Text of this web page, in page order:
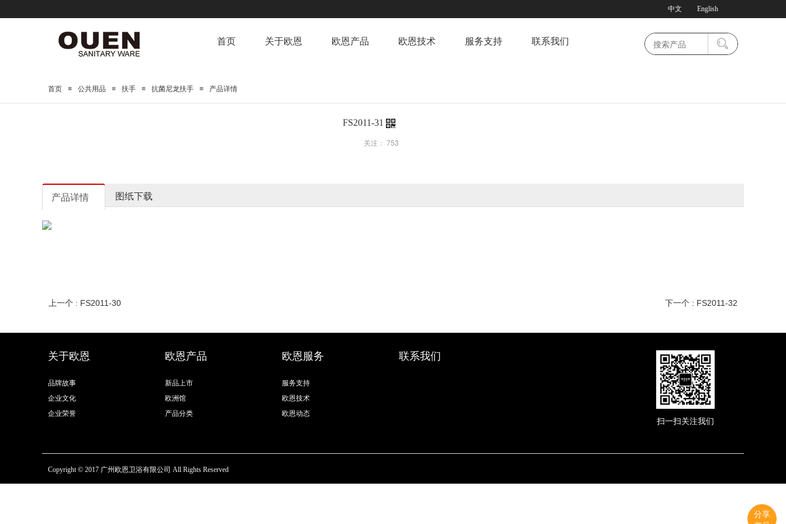
中文 English
首页 关于欧恩 欧恩产品 欧恩技术 服务支持 联系我们
首页 ≡ 公共用品 ≡ 扶手 ≡ 抗菌尼龙扶手 ≡ 产品详情
FS2011-31
关注： 753
产品详情 图纸下载
上一个 : FS2011-30 下一个 : FS2011-32
分享
关于欧恩
品牌故事
企业文化
企业荣誉
欧恩产品
新品上市
欧洲馆
产品分类
欧恩服务
服务支持
欧恩技术
欧恩动态
联系我们
扫一扫关注我们
Copyright © 2017 广州欧恩卫浴有限公司 All Rights Reserved